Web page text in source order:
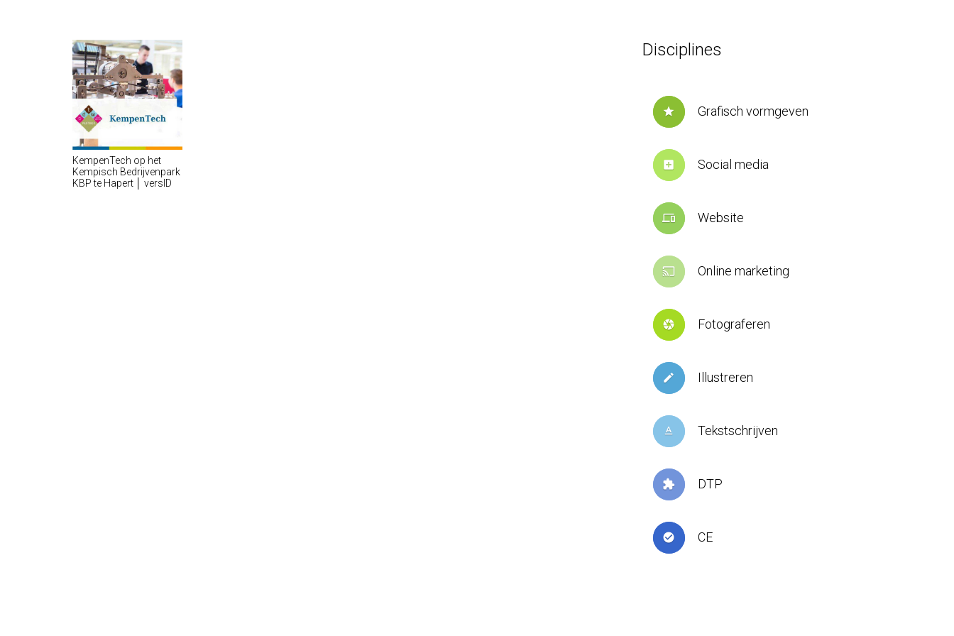
KempenTech op het
Kempisch Bedrijvenpark
KBP te Hapert │ versID
Disciplines
star Grafisch vormgeven
add_box Social media
devices Website
cast Online marketing
camera Fotograferen
create Illustreren
text_format Tekstschrijven
extension DTP
check_circle CE